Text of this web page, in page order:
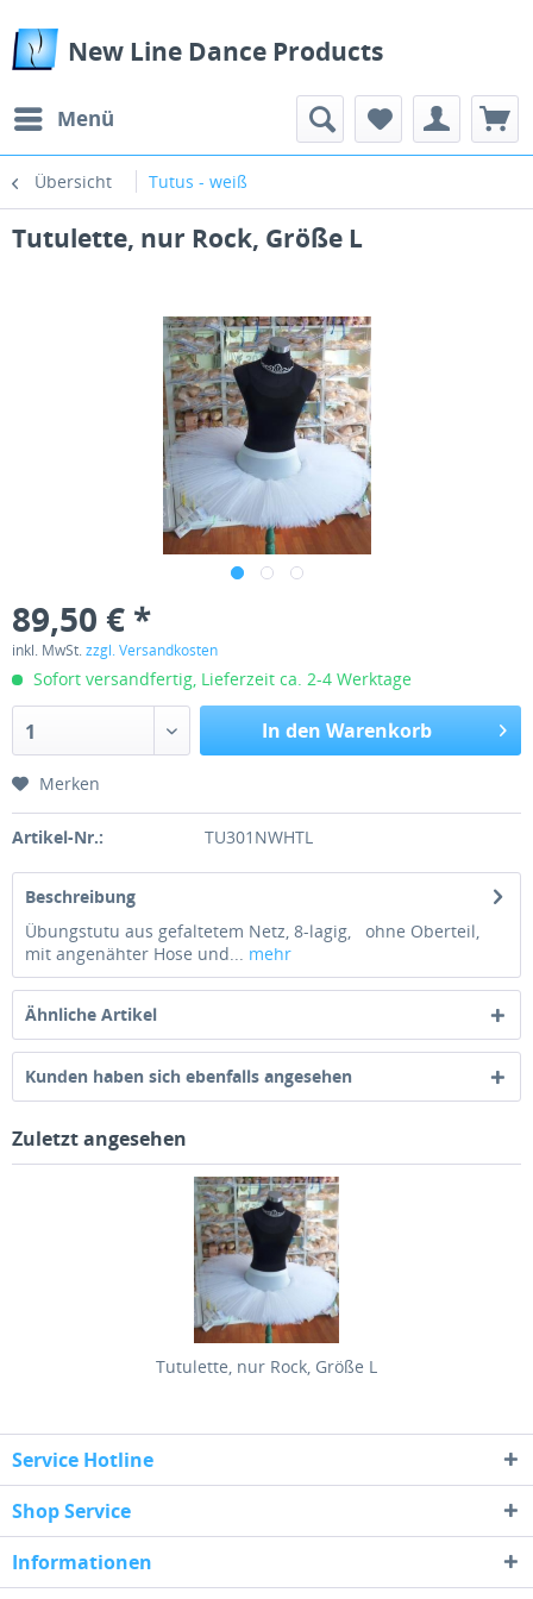
New Line Dance Products
Menü
Übersicht Tutus - weiß
Tutulette, nur Rock, Größe L
89,50 € *
inkl. MwSt.zzgl. Versandkosten
Sofort versandfertig, Lieferzeit ca. 2-4 Werktage
1 In den Warenkorb
Merken
Artikel-Nr.: TU301NWHTL
Beschreibung
Übungstutu aus gefaltetem Netz, 8-lagig, ohne Oberteil,
mit angenähter Hose und... mehr
Ähnliche Artikel
Kunden haben sich ebenfalls angesehen
Zuletzt angesehen
Tutulette, nur Rock, Größe L
Service Hotline
Shop Service
Informationen